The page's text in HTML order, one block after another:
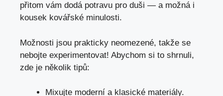
přitom vám dodá potravu pro duši — a možná i
kousek kovářské minulosti.
Možnosti jsou prakticky neomezené, takže se
nebojte experimentovat! Abychom si to shrnuli,
zde je několik tipů:
Mixujte moderní a klasické materiály.